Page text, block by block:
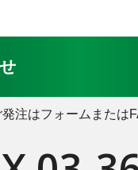
注はフォームまたは